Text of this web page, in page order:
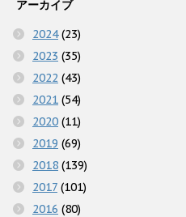
アーカイブ
2024(23)
2023 (35)
2022 (43)
2021 (54)
2020 (11)
2019 (69)
2018 (139)
2017 (101)
2016 (80)